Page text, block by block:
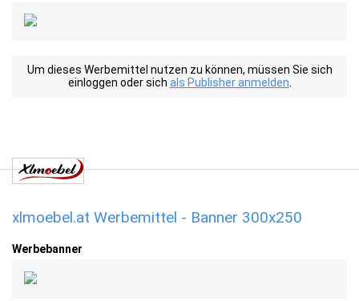
Um dieses Werbemittel nutzen zu können, müssen Sie sich
einloggen oder sich als Publisher anmelden
xlmoebel.at Werbemittel - Banner 300x250
Werbebanner